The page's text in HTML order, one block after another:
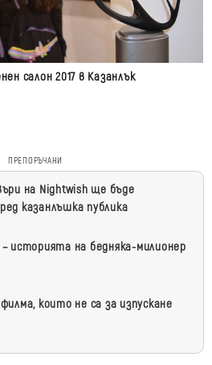
салон 2017 в Казанлък
ПРЕПОРЪЧАНИ
на Nightwish ще бъде
казанлъшка публика
историята на бедняка-милионер
които не са за изпускане